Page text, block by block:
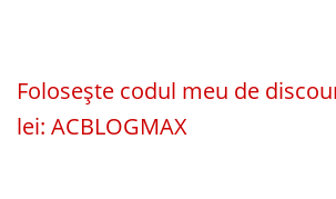
Folosește codul meu de
lei: ACBLOGMAX